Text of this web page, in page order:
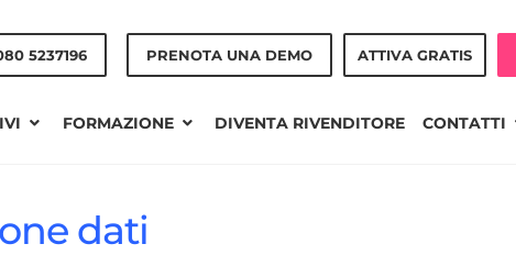
5237196 PRENOTA UNA DEMO ATTIVA GRATIS
FORMAZIONE DIVENTA RIVENDITORE CONTATTI
dati